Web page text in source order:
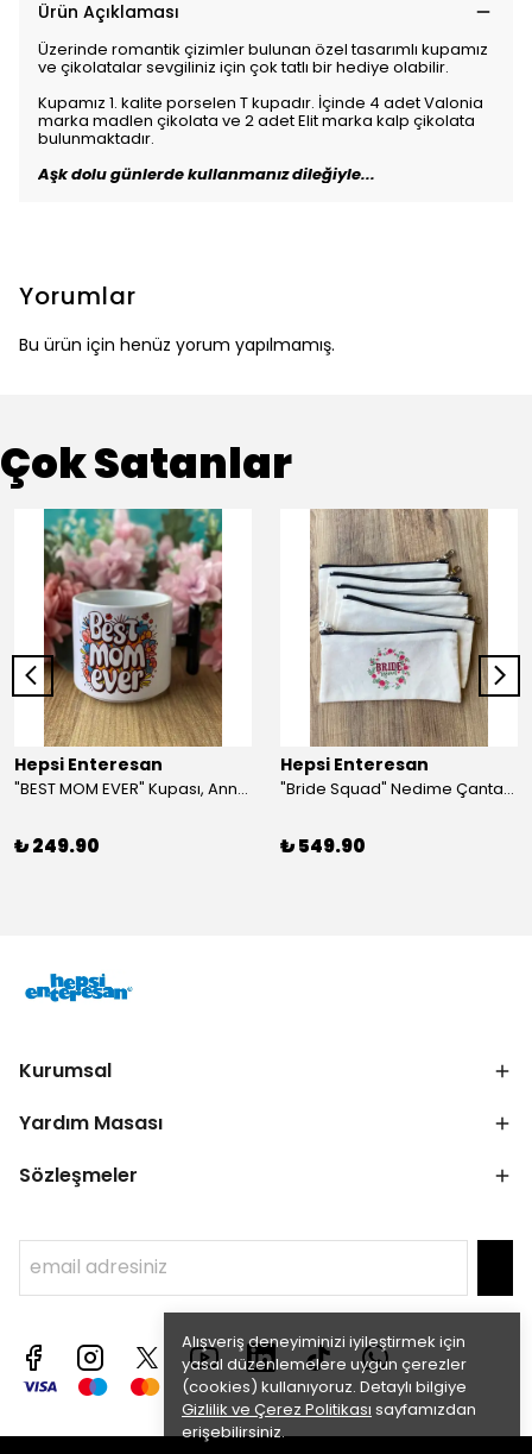
Alışveriş deneyiminizi iyileştirmek için
yasal düzenlemelere uygun çerezler
(cookies) kullanıyoruz. Detaylı bilgiye
Gizlilik ve Çerez Politikası sayfamızdan
erişebilirsiniz.
Ürün Açıklaması
Üzerinde romantik çizimler bulunan özel tasarımlı kupamız
ve çikolatalar sevgiliniz için çok tatlı bir hediye olabilir.
Kupamız 1. kalite porselen T kupadır. İçinde 4 adet Valonia
marka madlen çikolata ve 2 adet Elit marka kalp çikolata
bulunmaktadır.
Aşk dolu günlerde kullanmanız dileğiyle...
Yorumlar
Bu ürün için henüz yorum yapılmamış.
Çok Satanlar
Hepsi Enteresan
"BEST MOM EVER" Kupası, Anneye Hediye, Anneler Günü, Porselen T Kupa
₺ 249.90
Hepsi Enteresan
"Bride Squad" Nedime Çantası, Kına Hediyesi, Düğün Hediyesi (5 adet)
₺ 549.90
Kurumsal
Yardım Masası
Sözleşmeler